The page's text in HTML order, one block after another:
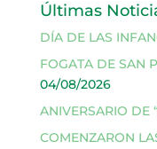
Últimas
DÍA DE LAS
FOGATA DE SAN
04/08/2026
ANIVERSARIO DE
COMENZARON